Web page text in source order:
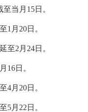
当月15日。
1月20日。
至2月24日。
16日。
4月20日。
5月22日。